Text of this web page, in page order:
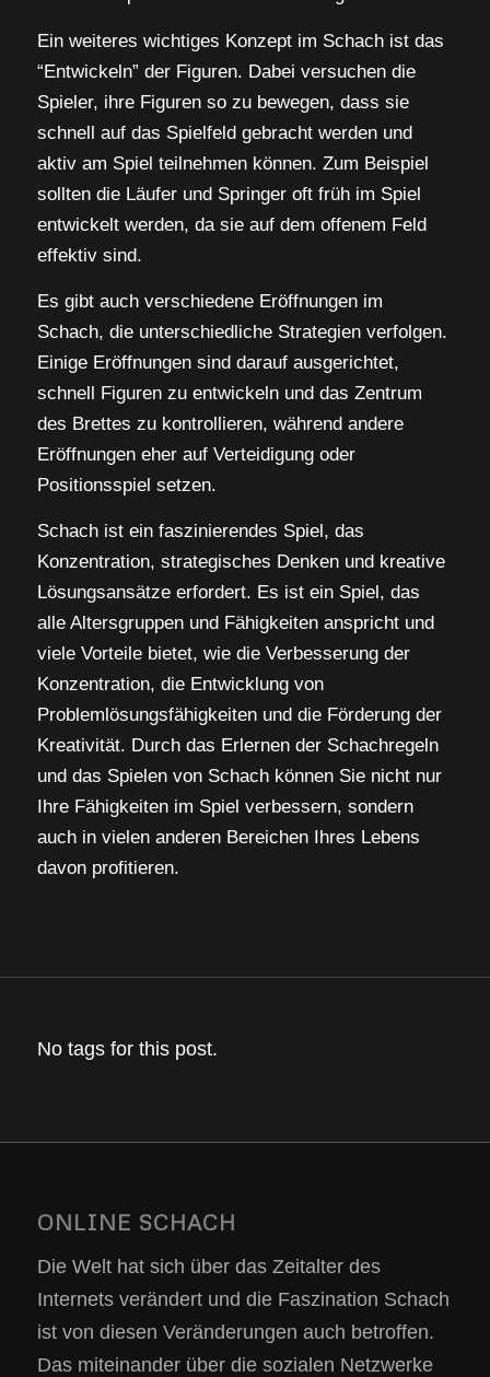
Ein weiteres wichtiges Konzept im Schach ist das
“Entwickeln” der Figuren. Dabei versuchen die
Spieler, ihre Figuren so zu bewegen, dass sie
schnell auf das Spielfeld gebracht werden und
aktiv am Spiel teilnehmen können. Zum Beispiel
sollten die Läufer und Springer oft früh im Spiel
entwickelt werden, da sie auf dem offenem Feld
effektiv sind.
Es gibt auch verschiedene Eröffnungen im
Schach, die unterschiedliche Strategien verfolgen.
Einige Eröffnungen sind darauf ausgerichtet,
schnell Figuren zu entwickeln und das Zentrum
des Brettes zu kontrollieren, während andere
Eröffnungen eher auf Verteidigung oder
Positionsspiel setzen.
Schach ist ein faszinierendes Spiel, das
Konzentration, strategisches Denken und kreative
Lösungsansätze erfordert. Es ist ein Spiel, das
alle Altersgruppen und Fähigkeiten anspricht und
viele Vorteile bietet, wie die Verbesserung der
Konzentration, die Entwicklung von
Problemlösungsfähigkeiten und die Förderung der
Kreativität. Durch das Erlernen der Schachregeln
und das Spielen von Schach können Sie nicht nur
Ihre Fähigkeiten im Spiel verbessern, sondern
auch in vielen anderen Bereichen Ihres Lebens
davon profitieren.
No tags for this post.
ONLINE SCHACH
Die Welt hat sich über das Zeitalter des
Internets verändert und die Faszination Schach
ist von diesen Veränderungen auch betroffen.
Das miteinander über die sozialen Netzwerke